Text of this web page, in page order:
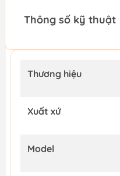
Thông số kỹ thuật
Thương hiệu
Xuất xứ
Model